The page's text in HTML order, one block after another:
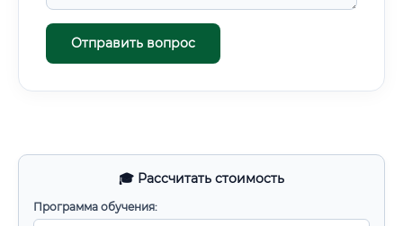
🎓 Рассчитать стоимость
Программа обучения:
Отправить вопрос